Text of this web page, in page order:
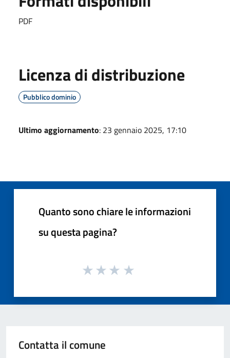
PDF
Licenza di distribuzione
Pubblico dominio
Ultimo aggiornamento: 23 gennaio 2025, 17:10
Quanto sono chiare le informazioni
su questa pagina?
Contatta il comune